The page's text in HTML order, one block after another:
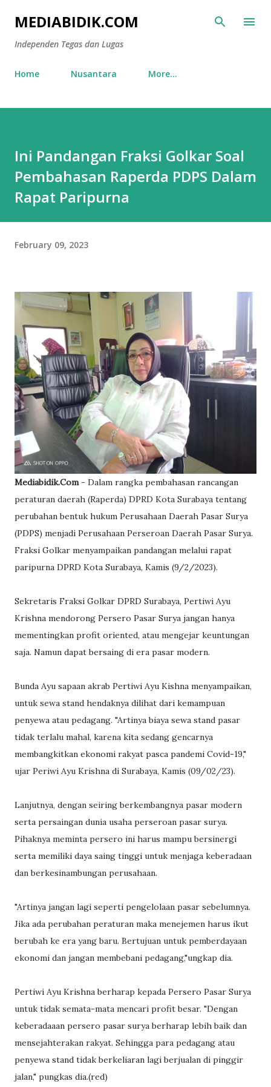
Skip to main content
MEDIABIDIK.COM
Independen Tegas dan Lugas
Home Nusantara More…
Ini Pandangan Fraksi Golkar Soal
Pembahasan Raperda PDPS Dalam
Rapat Paripurna
February 09, 2023
Mediabidik.Com- Dalam rangka pembahasan rancangan
peraturan daerah (Raperda) DPRD Kota Surabaya tentang
perubahan bentuk hukum Perusahaan Daerah Pasar Surya
(PDPS) menjadi Perusahaan Perseroan Daerah Pasar Surya.
Fraksi Golkar menyampaikan pandangan melalui rapat
paripurna DPRD Kota Surabaya, Kamis (9/2/2023).
Sekretaris Fraksi Golkar DPRD Surabaya, Pertiwi Ayu
Krishna mendorong Persero Pasar Surya jangan hanya
mementingkan profit oriented, atau mengejar keuntungan
saja. Namun dapat bersaing di era pasar modern.
Bunda Ayu sapaan akrab Pertiwi Ayu Kishna menyampaikan,
untuk sewa stand hendaknya dilihat dari kemampuan
penyewa atau pedagang. "Artinya biaya sewa stand pasar
tidak terlalu mahal, karena kita sedang gencarnya
membangkitkan ekonomi rakyat pasca pandemi Covid-19,"
ujar Periwi Ayu Krishna di Surabaya, Kamis (09/02/23).
Lanjutnya, dengan seiring berkembangnya pasar modern
serta persaingan dunia usaha perseroan pasar surya.
Pihaknya meminta persero ini harus mampu bersinergi
serta memiliki daya saing tinggi untuk menjaga keberadaan
dan berkesinambungan perusahaan.
"Artinya jangan lagi seperti pengelolaan pasar sebelumnya.
Jika ada perubahan peraturan maka menejemen harus ikut
berubah ke era yang baru. Bertujuan untuk pemberdayaan
ekonomi dan jangan membebani pedagang,"ungkap dia.
Pertiwi Ayu Krishna berharap kepada Persero Pasar Surya
untuk tidak semata-mata mencari profit besar. "Dengan
keberadaaan persero pasar surya berharap lebih baik dan
mensejahterakan rakyat. Sehingga para pedagang atau
penyewa stand tidak berkeliaran lagi berjualan di pinggir
jalan," pungkas dia.(red)